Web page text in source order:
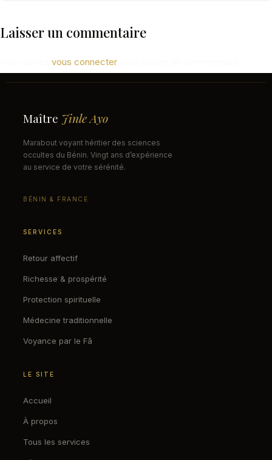
Laisser un commentaire
vous connecter
Maître Jinle Ayo
Marabout voyant héritier des sciences
occultes du Bénin. Vingt ans d’expérience
au service de votre sérénité.
BÉNIN & FRANCE
SERVICES
Retour affectif
Richesse & prospérité
Protection spirituelle
Médecine traditionnelle
Voyance par le Fâ
LE SITE
Accueil
À propos
Tous les services